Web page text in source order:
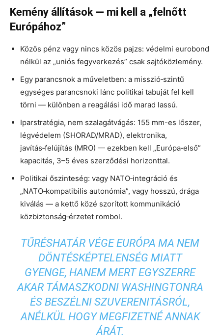
Kemény állítások — mi kell a „felnőtt
Európához”
Közös pénz vagy nincs közös pajzs: védelmi eurobond
nélkül az „uniós fegyverkezés” csak sajtóközlemény.
Egy parancsnok a műveletben: a misszió‑szintű
egységes parancsnoki lánc politikai tabuját fel kell
törni — különben a reagálási idő marad lassú.
Iparstratégia, nem szalagátvágás: 155 mm-es lőszer,
légvédelem (SHORAD/MRAD), elektronika,
javítás‑felújítás (MRO) — ezekben kell „Európa‑első”
kapacitás, 3–5 éves szerződési horizonttal.
Politikai őszinteség: vagy NATO‑integráció és
„NATO‑kompatibilis autonómia”, vagy hosszú, drága
kiválás — a kettő közé szorított kommunikáció
közbiztonság‑érzetet rombol.
TŰRÉSHATÁR VÉGE EURÓPA MA NEM
DÖNTÉSKÉPTELENSÉG MIATT
GYENGE, HANEM MERT EGYSZERRE
AKAR TÁMASZKODNI WASHINGTONRA
ÉS BESZÉLNI SZUVERENITÁSRÓL,
ANÉLKÜL HOGY MEGFIZETNÉ ANNAK
ÁRÁT.